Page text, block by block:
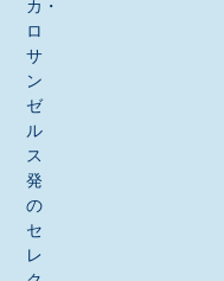
カ・
ロ
サ
ン
ゼ
ル
ス
発
の
セ
レ